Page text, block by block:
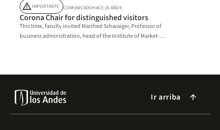
warningIMPORTANTE COMUNICADOHACE 26 AÑOS
Corona Chair for distinguished visitors
This time, faculty invited Manfred Schwaiger, Professor of
business administration, head of the Institute of Market-
Ir arriba arrow_forward